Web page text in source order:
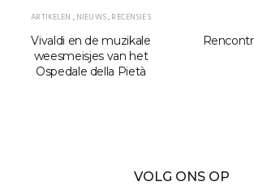
ARTIKELEN ,NIEUWS,RECENSIES
Vivaldi en de muzikale
weesmeisjes van het
Ospedale della Pietà
VOLG ONS OP